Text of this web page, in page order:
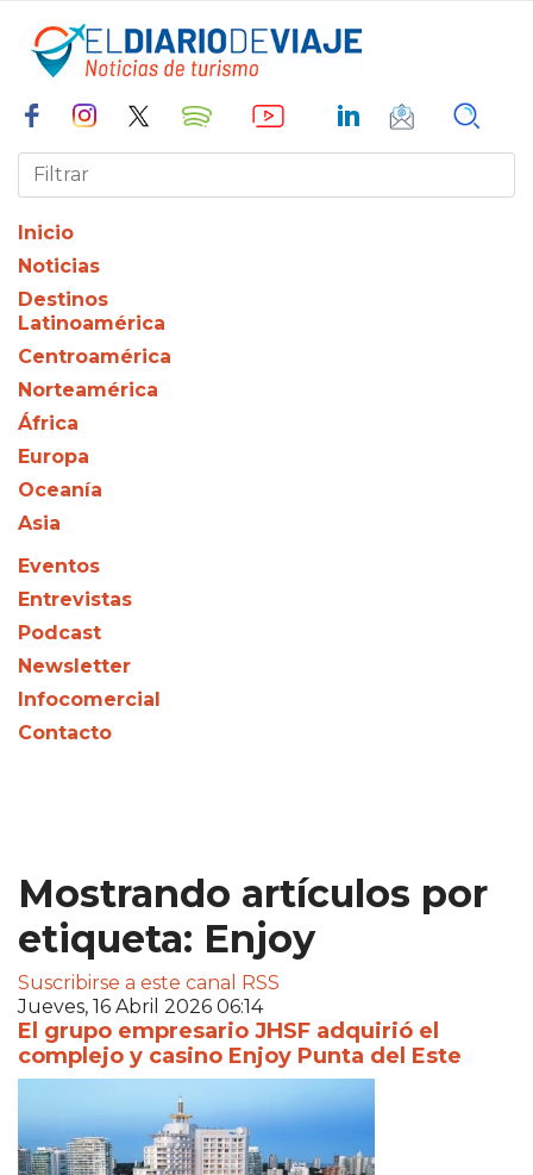
Inicio
Noticias
Destinos
Latinoamérica
Centroamérica
Norteamérica
África
Europa
Oceanía
Asia
Eventos
Entrevistas
Podcast
Newsletter
Infocomercial
Contacto
Mostrando artículos por
etiqueta: Enjoy
Suscribirse a este canal RSS
Jueves, 16 Abril 2026 06:14
El grupo empresario JHSF adquirió el
complejo y casino Enjoy Punta del Este